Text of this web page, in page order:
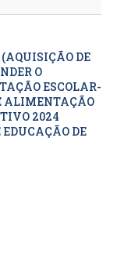
DE
O
ESCOLAR-
ALIMENTAÇÃO
2024
DE